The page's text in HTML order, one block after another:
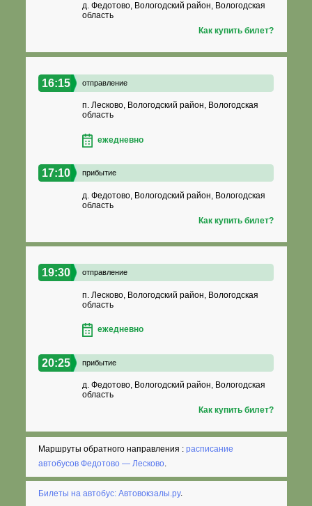
д. Федотово, Вологодский район, Вологодская
область
Как купить билет?
16:15 отправление
п. Лесково, Вологодский район, Вологодская
область
ежедневно
17:10 прибытие
д. Федотово, Вологодский район, Вологодская
область
Как купить билет?
19:30 отправление
п. Лесково, Вологодский район, Вологодская
область
ежедневно
20:25 прибытие
д. Федотово, Вологодский район, Вологодская
область
Как купить билет?
Маршруты обратного направления :расписание
автобусов Федотово — Лесково.
Билеты на автобус: Автовокзалы.ру.